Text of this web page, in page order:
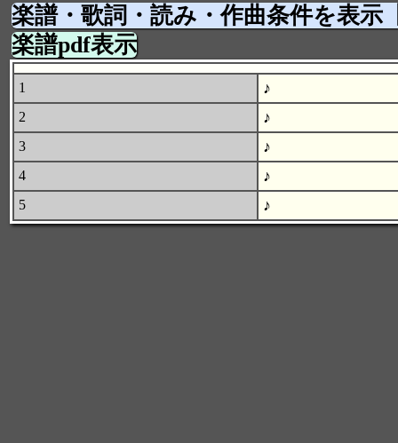
楽譜・歌詞・読み・作曲条件を表示
楽譜pdf表示
1 ♪
2 ♪
3 ♪
4 ♪
5 ♪